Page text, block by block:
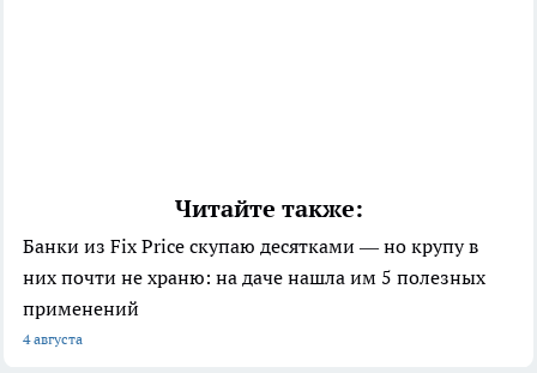
Читайте также:
Банки из Fix Price скупаю десятками — но крупу в
них почти не храню: на даче нашла им 5 полезных
применений
4 августа